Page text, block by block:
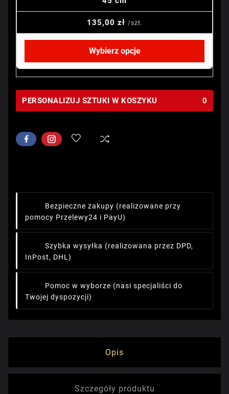
135,00 zł /szt.
Wybierz opcje
PERSONALIZUJ SZTUKI W KOSZYKU 0
Bezpieczne zakupy (realizowane przy
pomocy Przelewy24 i PayU)
Szybka wysyłka (realizowana przez DPD,
InPost, DHL)
Pomoc w wyborze (nasi specjaliści do
Twojej dyspozycji)
Opis
Szczegóły produktu